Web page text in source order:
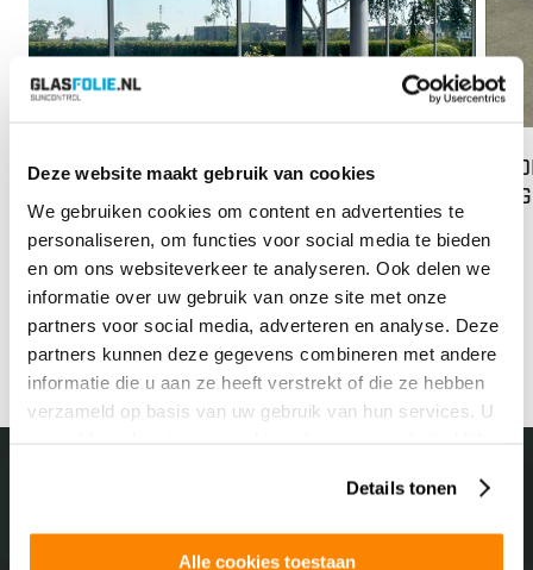
Deze website maakt gebruik van cookies
We gebruiken cookies om content en advertenties te
personaliseren, om functies voor social media te bieden
en om ons websiteverkeer te analyseren. Ook delen we
informatie over uw gebruik van onze site met onze
partners voor social media, adverteren en analyse. Deze
partners kunnen deze gegevens combineren met andere
informatie die u aan ze heeft verstrekt of die ze hebben
verzameld op basis van uw gebruik van hun services. U
Details tonen
Alle cookies toestaan
84% WARMTEWERING BIJ TDA IN LIJNDEN
Lees meer
via
Op
van
Neem vrijblijvendcontact